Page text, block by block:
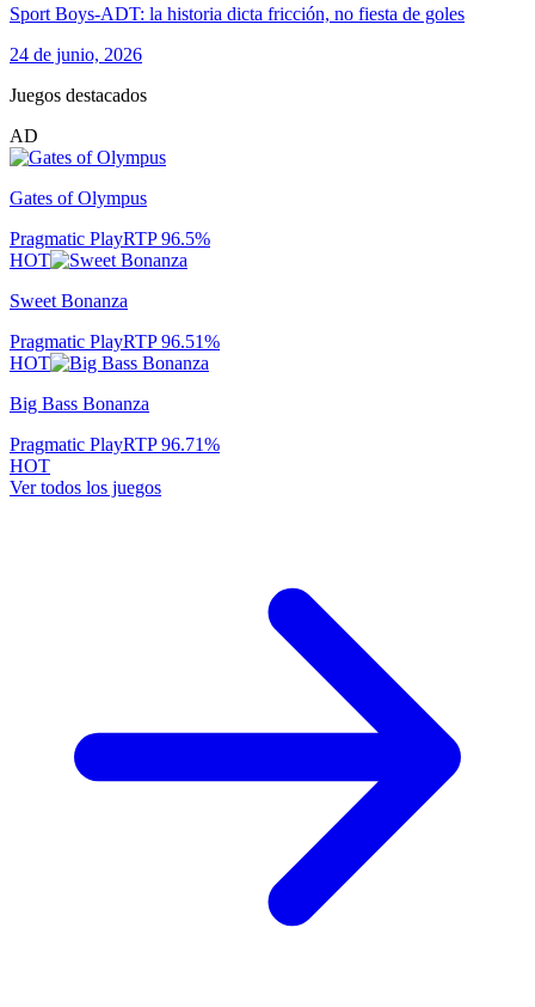
Sport Boys-ADT: la historia dicta fricción, no fiesta de goles
24 de junio, 2026
Juegos destacados
AD
Gates of Olympus
Pragmatic PlayRTP96.5%
HOT
Sweet Bonanza
Pragmatic PlayRTP96.51%
HOT
Big Bass Bonanza
Pragmatic PlayRTP96.71%
HOT
Ver todos los juegos